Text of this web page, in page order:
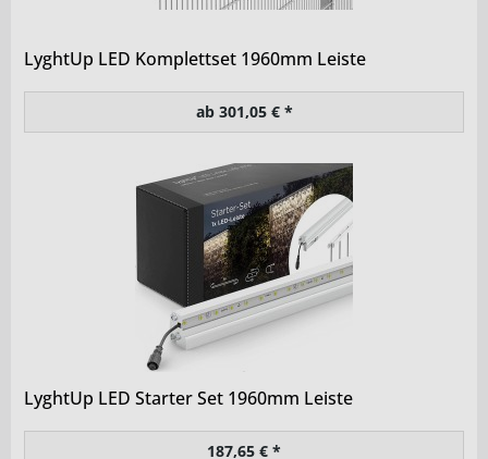
LyghtUp LED Komplettset 1960mm Leiste
ab 301,05 € *
LyghtUp LED Starter Set 1960mm Leiste
187,65 € *